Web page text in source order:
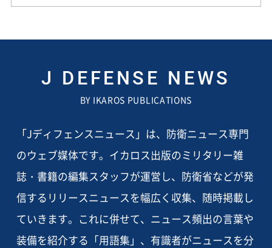
J DEFENSE NEWS
BY IKAROS PUBLICATIONS
「Jディフェンスニュース」は、防衛ニュース専門
のウェブ媒体です。イカロス出版のミリタリー雑
誌・書籍の編集スタッフが運営し、防衛省などが発
信するリリースニュースを幅広く収集、随時掲載し
ていきます。これに併せて、ニュース頻出の言葉や
装備を紹介する「用語集」、有識者がニュースを分